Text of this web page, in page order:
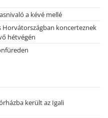
a kévé mellé
Horvátországban koncerteznek
hétvégén
került az Igali